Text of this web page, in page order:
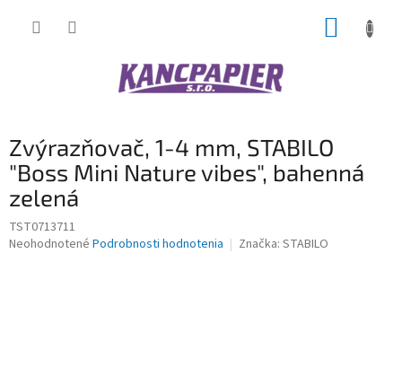
Zvýrazňovač, 1-4 mm, STABILO
"Boss Mini Nature vibes", bahenná
zelená
TST0713711
Priemerné
Neohodnotené Podrobnosti hodnotenia Značka: STABILO